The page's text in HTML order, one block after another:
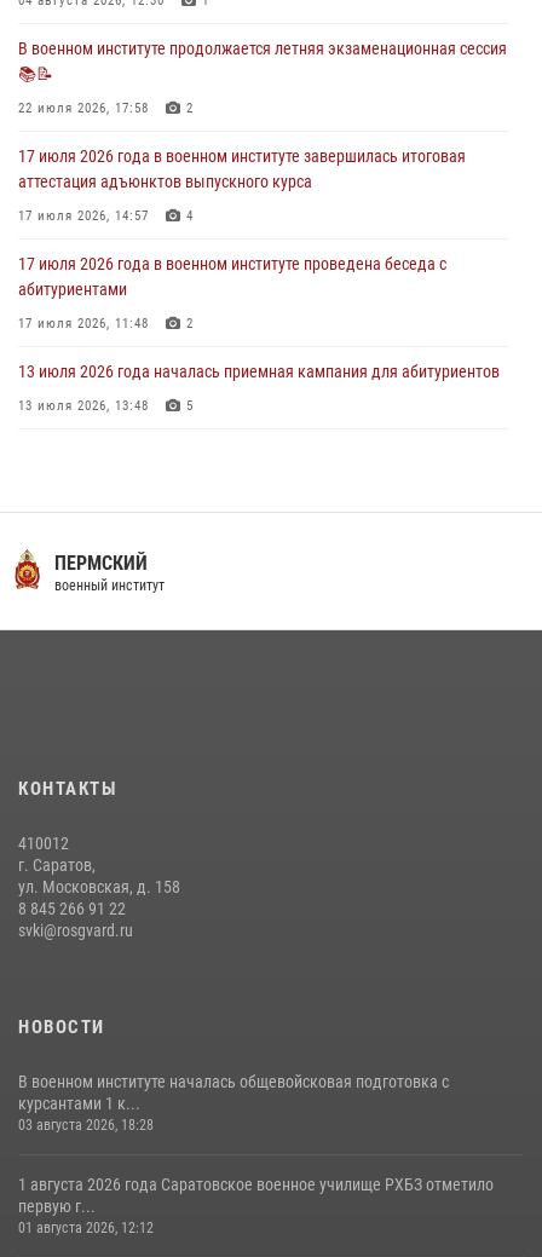
В военном институте завершается летняя экзаменационная сессия
28 июля 2026, 10:41
В военном институте продолжается летняя экзаменационная сессия
📚📝
22 июля 2026, 17:58 2
17 июля 2026 года в военном институте завершилась итоговая
аттестация адъюнктов выпускного курса
17 июля 2026, 14:57 4
17 июля 2026 года в военном институте проведена беседа с
абитуриентами
17 июля 2026, 11:48 2
13 июля 2026 года началась приемная кампания для абитуриентов
13 июля 2026, 13:48 5
16 июля 2026, 12:29 3
29 июля 2026 года в военном институте состоялась церемония
приведения военнослужащих к Военной присяге
31 июля 2026, 12:08
ПЕРМСКИЙ
военный институт
КОНТАКТЫ
410012
г. Саратов,
ул. Московская, д. 158
8 845 266 91 22
svki@rosgvard.ru
НОВОСТИ
В военном институте началась общевойсковая подготовка с
курсантами 1 к...
03 августа 2026, 18:28
1 августа 2026 года Саратовское военное училище РХБЗ отметило
первую г...
01 августа 2026, 12:12